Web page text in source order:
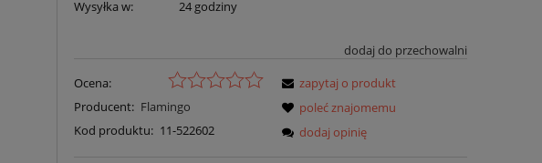
Wysyłka w:
24 godziny
dodaj do przechowalni
Ocena:
Producent: Flamingo
Kod produktu: 11-522602
zapytaj o produkt
poleć znajomemu
dodaj opinię